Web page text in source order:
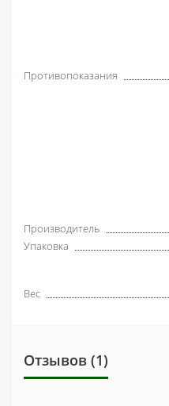
Противопоказания
Производитель
Упаковка
Вес
Отзывов (1)